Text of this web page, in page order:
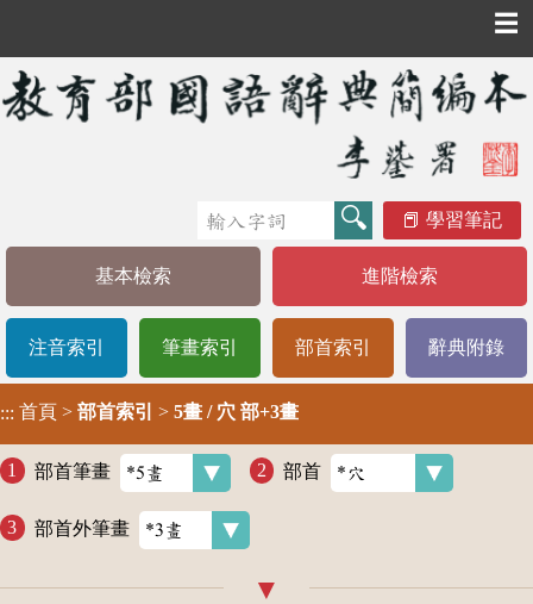
☰
學習筆記
基本檢索 進階檢索
注音索引 筆畫索引 部首索引 辭典附錄
::: 首頁 > 部首索引 > 5畫 / 穴 部+3畫
部首筆畫 部首
部首外筆畫